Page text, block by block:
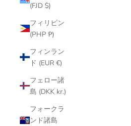
(FJD $)
フィリピン
(PHP ₱)
フィンラン
ド (EUR €)
フェロー諸
島 (DKK kr.)
フォークラ
ンド諸島